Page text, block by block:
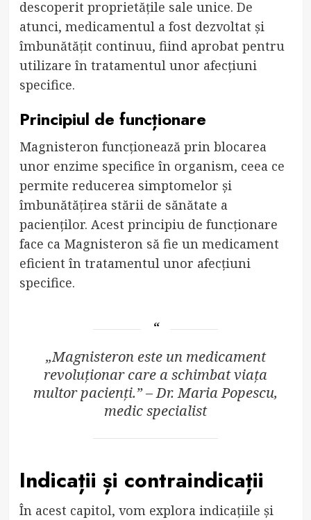
descoperit proprietățile sale unice. De
atunci, medicamentul a fost dezvoltat și
îmbunătățit continuu, fiind aprobat pentru
utilizare în tratamentul unor afecțiuni
specifice.
Principiul de funcționare
Magnisteron funcționează prin blocarea
unor enzime specifice în organism, ceea ce
permite reducerea simptomelor și
îmbunătățirea stării de sănătate a
pacienților. Acest principiu de funcționare
face ca Magnisteron să fie un medicament
eficient în tratamentul unor afecțiuni
specifice.
„Magnisteron este un medicament
revoluționar care a schimbat viața
multor pacienți.” – Dr. Maria Popescu,
medic specialist
Indicații și contraindicații
În acest capitol, vom explora indicațiile și